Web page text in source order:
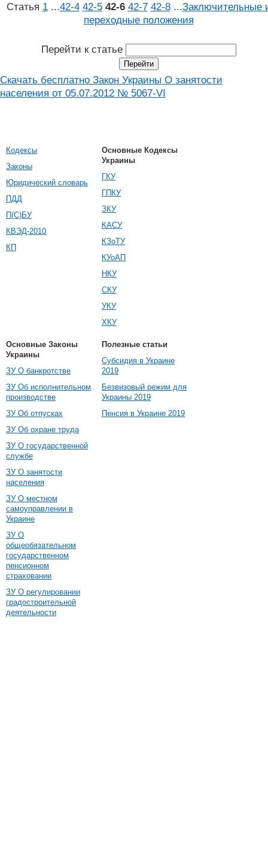
Статья 1 ...42‑4 42‑5 42‑6 42‑7 42‑8 ...Заключительные
переходные положения
Перейти к статье
Скачать бесплатно Закон Украины О занятости
населения от 05.07.2012 № 5067-VI
Кодексы
Законы
Юридический словарь
ПДД
П(С)БУ
КВЭД-2010
КП
Основные Кодексы
Украины
ГКУ
ГПКУ
ЗКУ
КАСУ
КЗоТУ
КУоАП
НКУ
СКУ
УКУ
ХКУ
Основные Законы
Украины
ЗУ О банкротстве
ЗУ Об исполнительном
производстве
ЗУ Об отпусках
ЗУ Об охране труда
ЗУ О государственной
службе
ЗУ О занятости
населения
ЗУ О местном
самоуправлении в
Украине
ЗУ О
общеобязательном
государственном
пенсионном
страховании
ЗУ О регулировании
градостроительной
деятельности
Полезные статьи
Субсидия в Украине
2019
Безвизовый режим для
Украины 2019
Пенсия в Украине 2019